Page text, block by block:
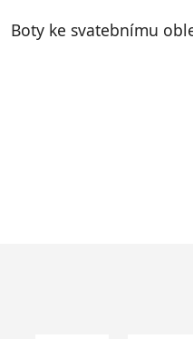
Boty ke svatebnímu